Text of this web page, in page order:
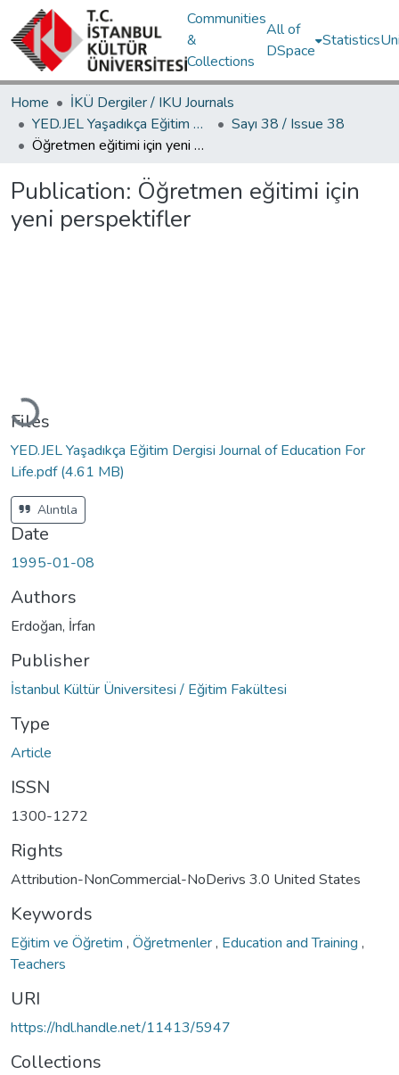
Communities
&
Collections
All of
DSpace
Statistics
Home
İKÜ Dergiler / IKU Journals
YED.JEL Yaşadıkça Eğitim Dergisi / Journal of Education For Life
Sayı 38 / Issue 38
Öğretmen eğitimi için yeni perspektifler
Publication: Öğretmen eğitimi için
yeni perspektifler
Loading...
Files
YED.JEL Yaşadıkça Eğitim Dergisi Journal of Education For
Life.pdf(4.61 MB)
Alıntıla
Date
1995-01-08
Authors
Erdoğan, İrfan
Publisher
İstanbul Kültür Üniversitesi / Eğitim Fakültesi
Type
Article
ISSN
1300-1272
Rights
Attribution-NonCommercial-NoDerivs 3.0 United States
Keywords
Eğitim ve Öğretim , Öğretmenler, Education and Training ,
Teachers
URI
https://hdl.handle.net/11413/5947
Collections